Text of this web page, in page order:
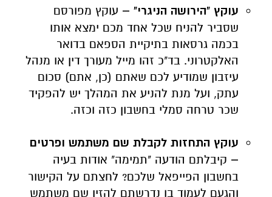
עוקץ "הירושה הניגרי" – עוקץ מפורסם
שסביר להניח שכל אחד מכם ימצא אותו
בכמה גרסאות בתיקיית הספאם בדואר
האלקטרוני. בד"כ זהו מייל מעורך דין או מנהל
עיזבון שמודיע לכם שאתם (כן, אתם) סכום
עתק, ועל מנת להניע את המהלך יש להפקיד
שכר טרחה סמלי בחשבון כזה וכזה.
עוקץ התחזות לקבלת שם משתמש ופרטים
– קיבלתם הודעה "תמימה" אודות בעיה
בחשבון הפייפאל שלכם? לחצתם על הקישור
והגעם לעמוד בו נדרשתם להזין שם משתמש